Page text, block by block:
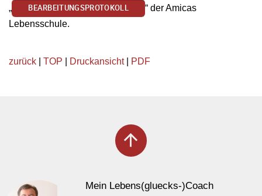
BEARBEITUNGSPROTOKOLL
“ der Amicas
Lebensschule.
zurück TOP Druckansicht| PDF
arrow_upward
Mein Lebens(gluecks-)Coach